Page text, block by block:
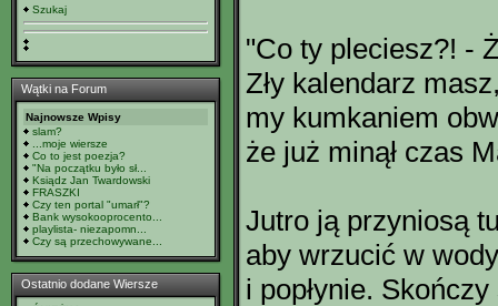
Szukaj
Wątki na Forum
Najnowsze Wpisy
slam?
...moje wiersze
Co to jest poezja?
"Na początku było sł...
Ksiądz Jan Twardowski
FRASZKI
Czy ten portal "umarł"?
Bank wysokooprocento...
playlista- niezapomn...
Czy są przechowywane...
Ostatnio dodane Wiersze
"Co ty pleciesz?! -
Zły kalendarz
my kumkaniem
że już minął czas
Jutro ją przyniosą
aby wrzucić w
i popłynie. Skończy